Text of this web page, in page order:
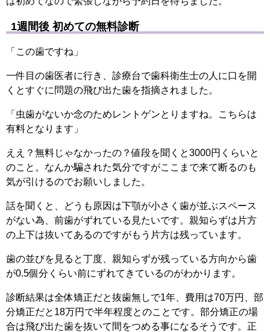
1週間後 初めての無料診断
「この歯ですね」
一件目の歯医者に行き、診療台で歯科衛生士の人に口を開
くとすぐに問題の飛び出た歯を指摘されました。
「虫歯がないか念のためレントゲンとりますね。こちらは
有料となります」
ええ？無料じゃなかったの？値段を聞くと3000円くらいと
のこと。なんか騙された気分ですがここまで来て断るのも
気が引けるのでお願いしました。
話を聞くと、どうも原因は下顎が小さく歯が並ぶスペース
がない為、前歯がずれている見たいです。親知らずは片方
の上下は抜いてあるのですがもう片方は残っています。
歯の並びを見ると丁度、親知らずが残っている方向から歯
が0.5個分くらい前にずれてきているのがわかります。
診断結果は全体矯正だと抜歯無しで1年、費用は70万円、部
分矯正だと18万円で半年程度とのことです。部分矯正の場
合は飛び出た歯を抜いて間をつめる事になるそうです。正